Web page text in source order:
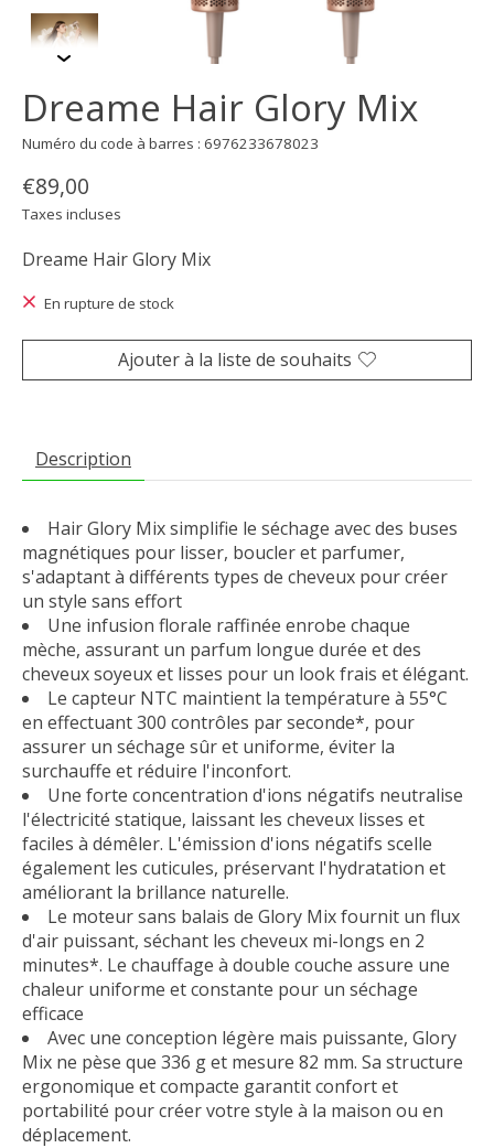
Dreame Hair Glory Mix
Numéro du code à barres : 6976233678023
€89,00
Taxes incluses
Dreame Hair Glory Mix
En rupture de stock
Ajouter à la liste de souhaits
Description
Hair Glory Mix simplifie le séchage avec des buses
magnétiques pour lisser, boucler et parfumer,
s'adaptant à différents types de cheveux pour créer
un style sans effort
Une infusion florale raffinée enrobe chaque
mèche, assurant un parfum longue durée et des
cheveux soyeux et lisses pour un look frais et élégant.
Le capteur NTC maintient la température à 55°C
en effectuant 300 contrôles par seconde*, pour
assurer un séchage sûr et uniforme, éviter la
surchauffe et réduire l'inconfort.
Une forte concentration d'ions négatifs neutralise
l'électricité statique, laissant les cheveux lisses et
faciles à démêler. L'émission d'ions négatifs scelle
également les cuticules, préservant l'hydratation et
améliorant la brillance naturelle.
Le moteur sans balais de Glory Mix fournit un flux
d'air puissant, séchant les cheveux mi-longs en 2
minutes*. Le chauffage à double couche assure une
chaleur uniforme et constante pour un séchage
efficace
Avec une conception légère mais puissante, Glory
Mix ne pèse que 336 g et mesure 82 mm. Sa structure
ergonomique et compacte garantit confort et
portabilité pour créer votre style à la maison ou en
déplacement.